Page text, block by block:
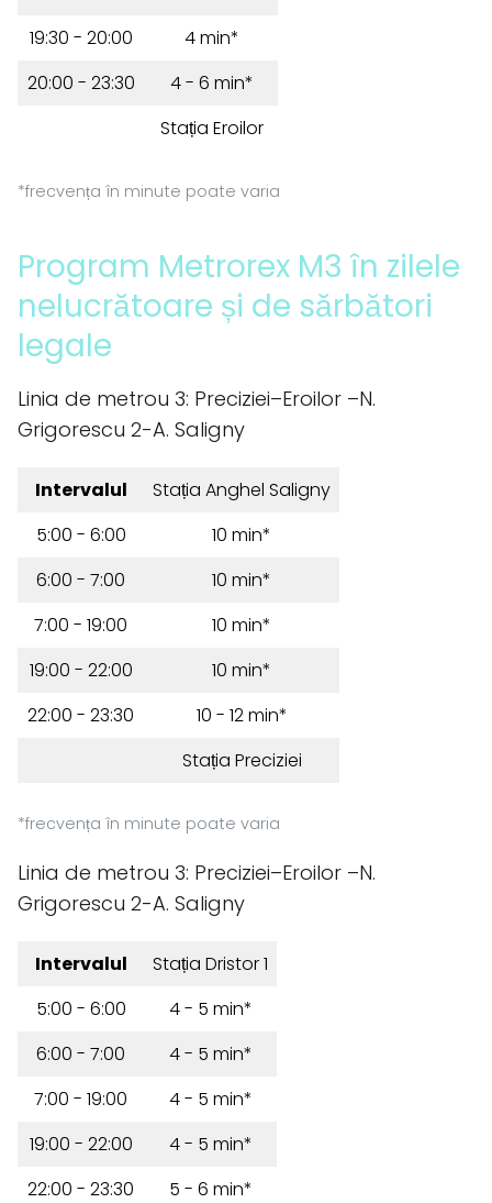
19:30 - 20:00
4 min*
20:00 - 23:30
4 - 6 min*
Stația Eroilor
*frecvența în minute poate varia
Program Metrorex M3 în zilele
nelucrătoare și de sărbători
legale
Linia de metrou 3: Preciziei–Eroilor –N.
Grigorescu 2-A. Saligny
Intervalul
Stația Anghel Saligny
5:00 - 6:00
10 min*
6:00 - 7:00
10 min*
7:00 - 19:00
10 min*
19:00 - 22:00
10 min*
22:00 - 23:30
10 - 12 min*
Stația Preciziei
*frecvența în minute poate varia
Linia de metrou 3: Preciziei–Eroilor –N.
Grigorescu 2-A. Saligny
Intervalul
Stația Dristor 1
5:00 - 6:00
4 - 5 min*
6:00 - 7:00
4 - 5 min*
7:00 - 19:00
4 - 5 min*
19:00 - 22:00
4 - 5 min*
22:00 - 23:30
5 - 6 min*